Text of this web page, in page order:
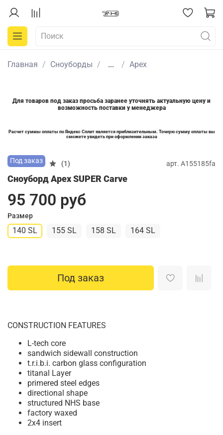
Главная Сноуборды ... Apex
Для товаров под заказ просьба заранее уточнять актуальную цену и
возможность поставки у менеджера
Расчет суммы оплаты по Яндекс Сплит является приблизительным. Точную сумму оплаты вы
сможете увидеть при оформлении заказа
Под заказ (1) арт. A155185fa
Сноуборд Apex SUPER Carve
95 700 руб
Размер
140 SL 155 SL 158 SL 164 SL
Под заказ
CONSTRUCTION FEATURES
L-tech core
sandwich sidewall construction
t.r.i.b.i. carbon glass configuration
titanal Layer
primered steel edges
directional shape
structured NHS base
factory waxed
2x4 insert